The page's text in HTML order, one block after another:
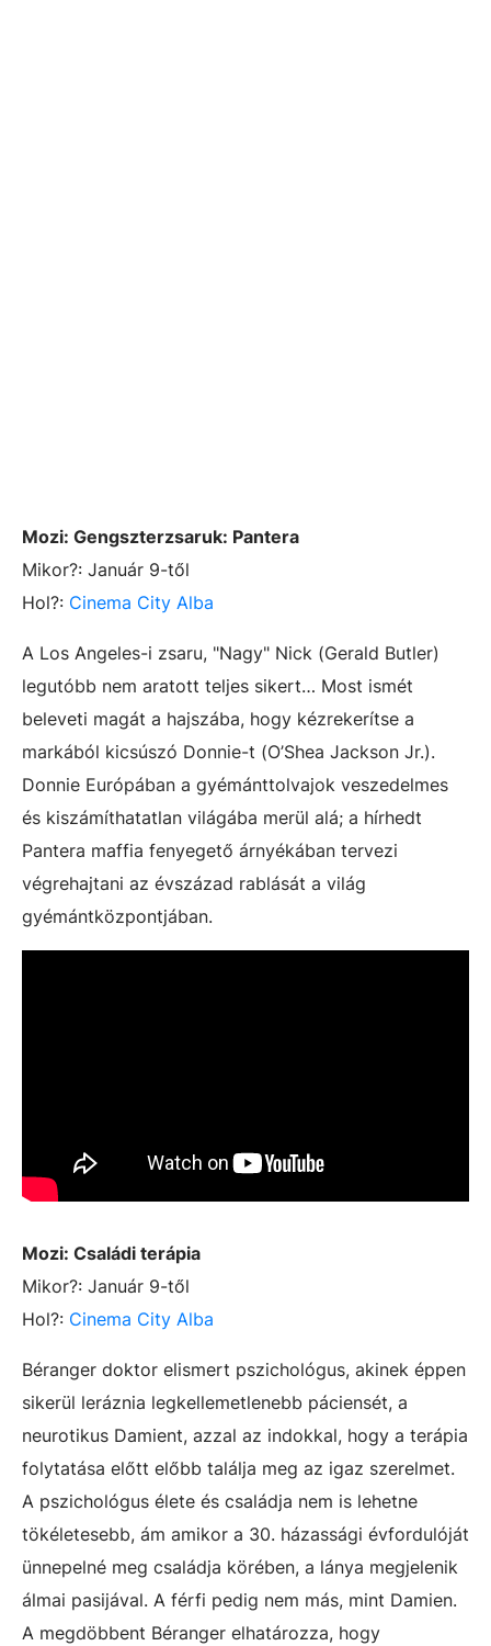
Mozi: Gengszterzsaruk: Pantera
Mikor?: Január 9-től
Hol?: Cinema City Alba
A Los Angeles-i zsaru, "Nagy" Nick (Gerald Butler)
legutóbb nem aratott teljes sikert… Most ismét
beleveti magát a hajszába, hogy kézrekerítse a
markából kicsúszó Donnie-t (O’Shea Jackson Jr.).
Donnie Európában a gyémánttolvajok veszedelmes
és kiszámíthatatlan világába merül alá; a hírhedt
Pantera maffia fenyegető árnyékában tervezi
végrehajtani az évszázad rablását a világ
gyémántközpontjában.
Mozi: Családi terápia
Mikor?: Január 9-től
Hol?: Cinema City Alba
Béranger doktor elismert pszichológus, akinek éppen
sikerül leráznia legkellemetlenebb páciensét, a
neurotikus Damient, azzal az indokkal, hogy a terápia
folytatása előtt előbb találja meg az igaz szerelmet.
A pszichológus élete és családja nem is lehetne
tökéletesebb, ám amikor a 30. házassági évfordulóját
ünnepelné meg családja körében, a lánya megjelenik
álmai pasijával. A férfi pedig nem más, mint Damien.
A megdöbbent Béranger elhatározza, hogy